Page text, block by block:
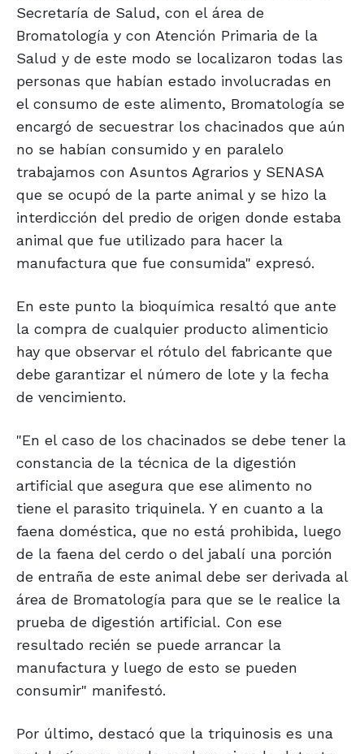
Secretaría de Salud, con el área de
Bromatología y con Atención Primaria de la
Salud y de este modo se localizaron todas las
personas que habían estado involucradas en
el consumo de este alimento, Bromatología se
encargó de secuestrar los chacinados que aún
no se habían consumido y en paralelo
trabajamos con Asuntos Agrarios y SENASA
que se ocupó de la parte animal y se hizo la
interdicción del predio de origen donde estaba
animal que fue utilizado para hacer la
manufactura que fue consumida" expresó.
En este punto la bioquímica resaltó que ante
la compra de cualquier producto alimenticio
hay que observar el rótulo del fabricante que
debe garantizar el número de lote y la fecha
de vencimiento.
"En el caso de los chacinados se debe tener la
constancia de la técnica de la digestión
artificial que asegura que ese alimento no
tiene el parasito triquinela. Y en cuanto a la
faena doméstica, que no está prohibida, luego
de la faena del cerdo o del jabalí una porción
de entraña de este animal debe ser derivada al
área de Bromatología para que se le realice la
prueba de digestión artificial. Con ese
resultado recién se puede arrancar la
manufactura y luego de esto se pueden
consumir" manifestó.
Por último, destacó que la triquinosis es una